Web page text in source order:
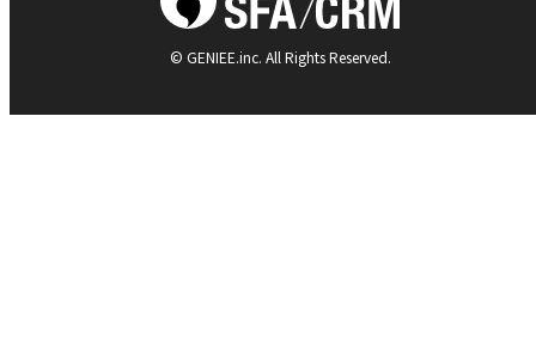
© GENIEE.inc. All Rights Reserved.